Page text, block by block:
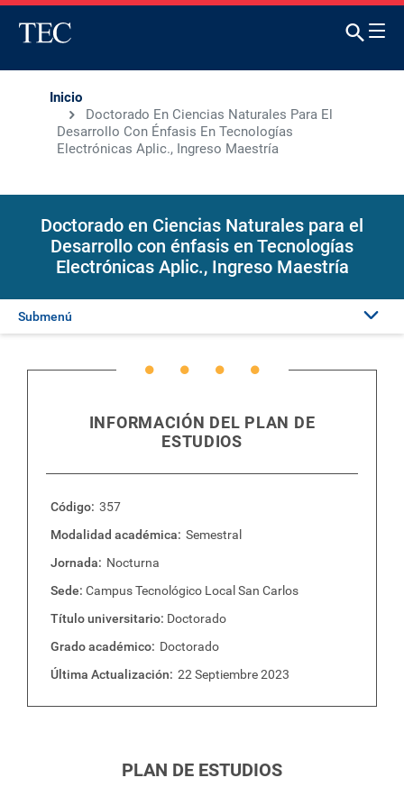
Inicio
Doctorado En Ciencias Naturales Para El
Desarrollo Con Énfasis En Tecnologías
Electrónicas Aplic., Ingreso Maestría
Doctorado en Ciencias Naturales para el
Desarrollo con énfasis en Tecnologías
Electrónicas Aplic., Ingreso Maestría
Submenú
INFORMACIÓN DEL PLAN DE
ESTUDIOS
Código 357
Modalidad académica
Semestral
Jornada
Nocturna
Sede Campus Tecnológico Local San Carlos
Título universitario Doctorado
Grado académico
Doctorado
Última Actualización
22 Septiembre 2023
PLAN DE ESTUDIOS